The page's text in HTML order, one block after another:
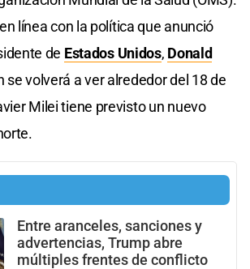
línea con la política que anunció
de Estados Unidos, Donald
se volverá a ver alrededor del 18 de
Milei tiene previsto un nuevo
Entre aranceles, sanciones y
advertencias, Trump abre
múltiples frentes de conflicto